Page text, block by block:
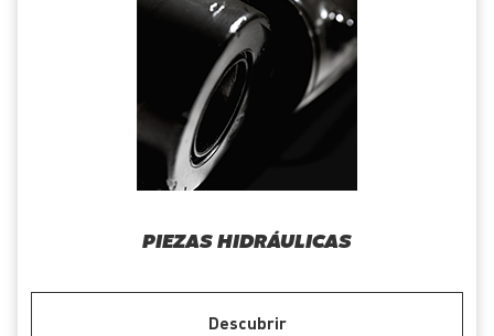
PIEZAS HIDRÁULICAS
Descubrir